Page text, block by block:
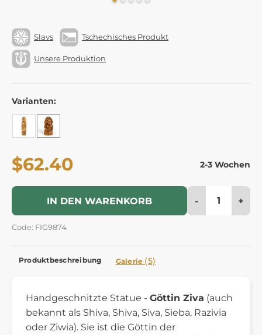
Slavs Tschechisches Produkt
Unsere Produktion
Varianten:
$62.40 2-3 Wochen
IN DEN WARENKORB - +
Code: FIG9874
Produktbeschreibung Galerie (5)
Handgeschnitzte Statue - Göttin Ziva (auch
bekannt als Shiva, Shiva, Siva, Sieba, Razivia
oder Ziwia). Sie ist die Göttin der